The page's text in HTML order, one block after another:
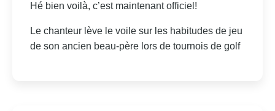
Hé bien voilà, c’est maintenant officiel!
Le chanteur lève le voile sur les habitudes de jeu
de son ancien beau-père lors de tournois de golf